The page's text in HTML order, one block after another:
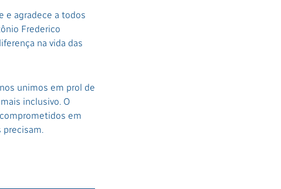
e agradece a todos
Frederico
na vida das
unimos em prol de
inclusivo. O
em
precisam.